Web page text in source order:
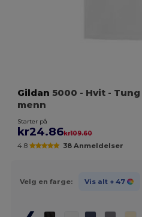
Gildan 5000 - Hvit -
menn
Starter på
kr24.86kr109.60
4.8 38 Anmeldelser
Velg en farge: Vis alt + 47